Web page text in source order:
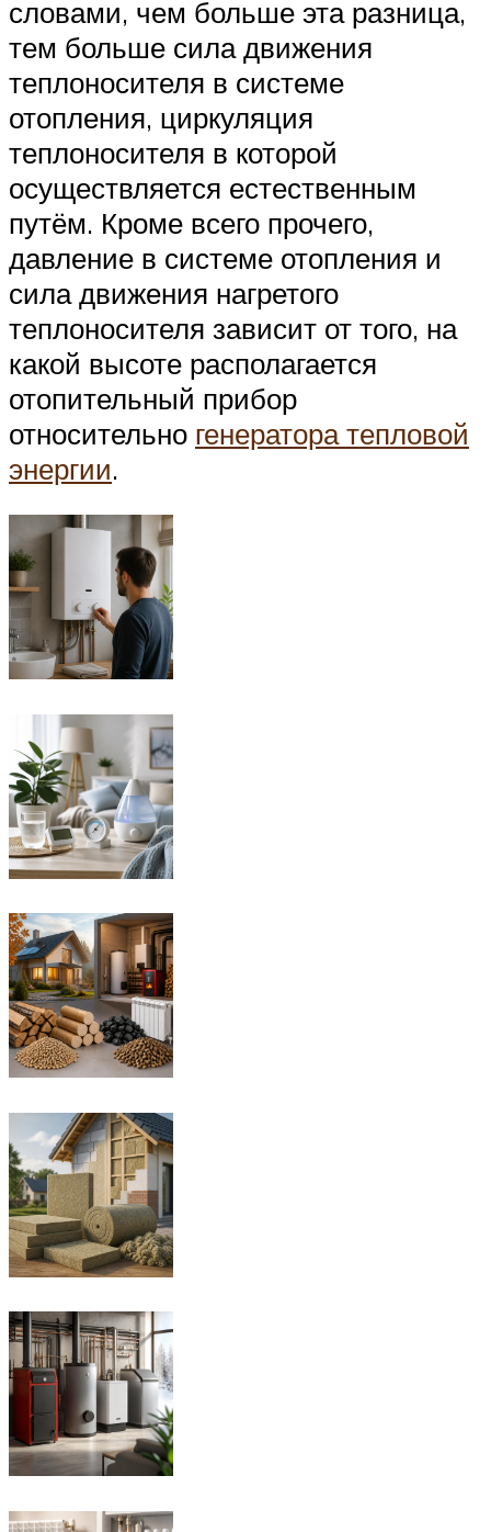
словами, чем больше эта разница,
тем больше сила движения
теплоносителя в системе
отопления, циркуляция
теплоносителя в которой
осуществляется естественным
путём. Кроме всего прочего,
давление в системе отопления и
сила движения нагретого
теплоносителя зависит от того, на
какой высоте располагается
отопительный прибор
относительно генератора тепловой
энергии.